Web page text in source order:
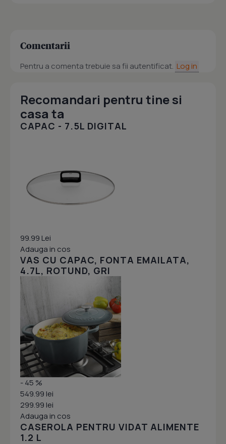
Comentarii
Pentru a comenta trebuie sa fii autentificat. Log in
Recomandari pentru tine si
casa ta
CAPAC - 7.5L DIGITAL
99.99 Lei
Adauga in cos
VAS CU CAPAC, FONTA EMAILATA,
4.7L, ROTUND, GRI
- 45 %
549.99 lei
299.99 lei
Adauga in cos
CASEROLA PENTRU VIDAT ALIMENTE
1.2 L